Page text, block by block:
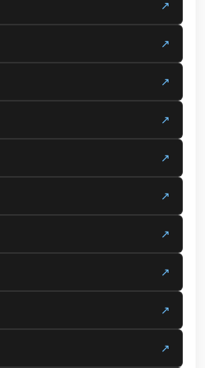
↗
↗
↗
↗
↗
↗
↗
↗
↗
↗